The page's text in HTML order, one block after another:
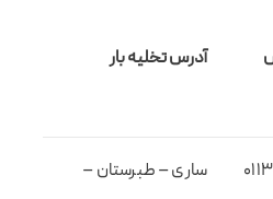
آدرس تخلیه بار
ساری – طبرستان –